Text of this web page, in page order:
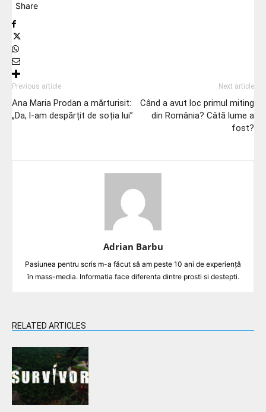
Share
Previous article
Ana Maria Prodan a mărturisit:
„Da, l-am despărțit de soția lui”
Next article
Când a avut loc primul miting
din România? Câtă lume a
fost?
Adrian Barbu
Pasiunea pentru scris m-a făcut să am peste 10 ani de experiență
în mass-media. Informatia face diferenta dintre prosti si destepti.
RELATED ARTICLES